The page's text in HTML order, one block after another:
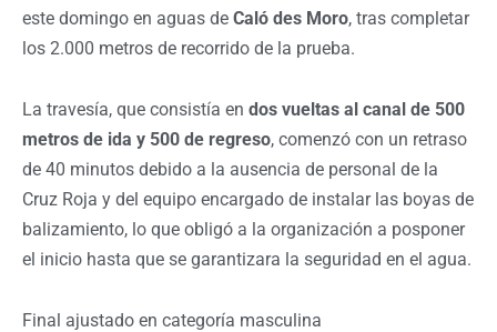
este domingo en aguas de Caló des Moro, tras completar
los 2.000 metros de recorrido de la prueba.
La travesía, que consistía en dos vueltas al canal de 500
metros de ida y 500 de regreso, comenzó con un retraso
de 40 minutos debido a la ausencia de personal de la
Cruz Roja y del equipo encargado de instalar las boyas de
balizamiento, lo que obligó a la organización a posponer
el inicio hasta que se garantizara la seguridad en el agua.
Final ajustado en categoría masculina